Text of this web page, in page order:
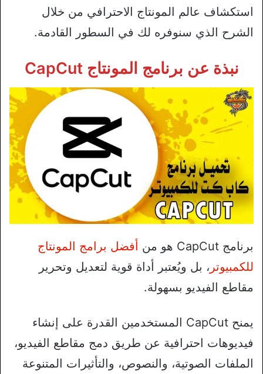
استكشاف عالم المونتاج الاحترافي من خلال
الشرح الذي سنوفره لك في السطور القادمة.
نبذة عن برنامج المونتاج CapCut
برنامج CapCut هو من
أفضل برامج المونتاج
للكمبيوتر ، بل ويُعتبر أداة قوية لتعديل وتحرير
مقاطع الفيديو بسهولة.
يمنح CapCut المستخدمين القدرة على إنشاء
فيديوهات احترافية عن طريق دمج مقاطع الفيديو،
الملفات الصوتية، والنصوص، والتأثيرات المتنوعة